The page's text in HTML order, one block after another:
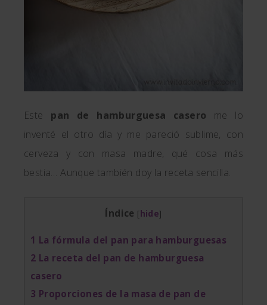
Este pan de hamburguesa casero me lo
inventé el otro día y me pareció sublime, con
cerveza y con masa madre, qué cosa más
bestia… Aunque también doy la receta sencilla.
Índice [hide]
1 La fórmula del pan para hamburguesas
2 La receta del pan de hamburguesa
casero
3 Proporciones de la masa de pan de